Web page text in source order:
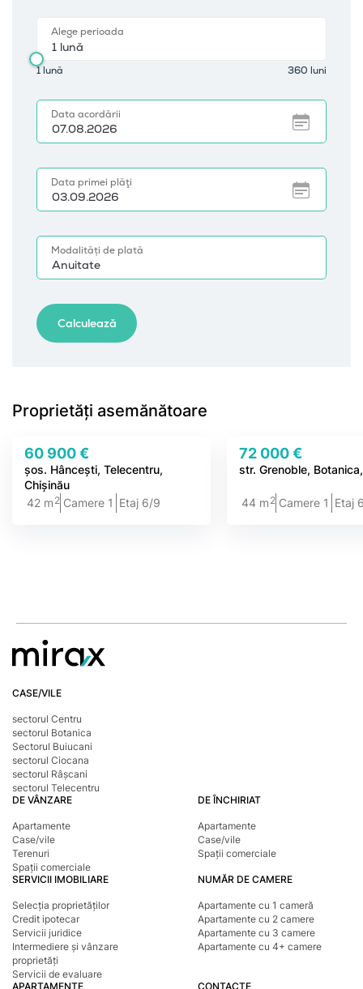
Proprietăți asemănătoare
60 900 €
șos. Hâncești, Telecentru,
Chișinău
42 m 2 Camere 1 Etaj 6/9
72 000 €
str. Grenoble,
44 m 2 Camere 1 Etaj
CASE/VILE
sectorul Centru
sectorul Botanica
Sectorul Buiucani
sectorul Ciocana
sectorul Râșcani
sectorul Telecentru
DE VÂNZARE
Apartamente
Case/vile
Terenuri
Spații comerciale
DE ÎNCHIRIAT
Apartamente
Case/vile
Spații comerciale
SERVICII IMOBILIARE
Selecția proprietăților
Credit ipotecar
Servicii juridice
Intermediere și vânzare
proprietăți
Servicii de evaluare
NUMĂR DE CAMERE
Apartamente cu 1 cameră
Apartamente cu 2 camere
Apartamente cu 3 camere
Apartamente cu 4+ camere
APARTAMENTE CONTACTE